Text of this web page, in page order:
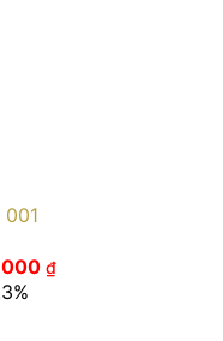
₫Giá
hiện